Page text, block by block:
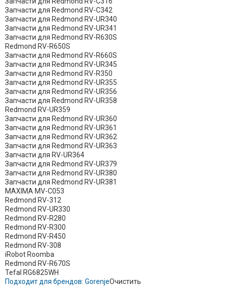
Запчасти для Redmond RV-C342
Запчасти для Redmond RV-UR340
Запчасти для Redmond RV-UR341
Запчасти для Redmond RV-R630S
Redmond RV-R650S
Запчасти для Redmond RV-R660S
Запчасти для Redmond RV-UR345
Запчасти для Redmond RV-R350
Запчасти для Redmond RV-UR355
Запчасти для Redmond RV-UR356
Запчасти для Redmond RV-UR358
Redmond RV-UR359
Запчасти для Redmond RV-UR360
Запчасти для Redmond RV-UR361
Запчасти для Redmond RV-UR362
Запчасти для Redmond RV-UR363
Запчасти для RV-UR364
Запчасти для Redmond RV-UR379
Запчасти для Redmond RV-UR380
Запчасти для Redmond RV-UR381
MAXIMA MV-C053
Redmond RV-312
Redmond RV-UR330
Redmond RV-R280
Redmond RV-R300
Redmond RV-R450
Redmond RV-308
iRobot Roomba
Redmond RV-R670S
Tefal RG6825WH
Подходит для брендов: GorenjeОчистить